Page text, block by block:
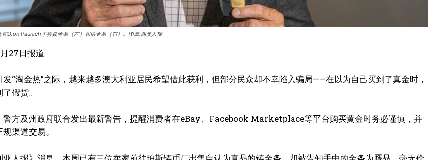
官Dion Paunich手持真金条（左）和假金条（右）。图源:西澳人报
27日报道
发“淘金热”之际，越来越多澳大利亚居民希望借此获利，但部分民众却不幸陷入骗局——在以为自己买到了真金时，
假货。
警方及州政府联合发出最新警告，提醒消费者在eBay、Facebook Marketplace等平台购买黄金时务必谨慎，并
渠道交易。